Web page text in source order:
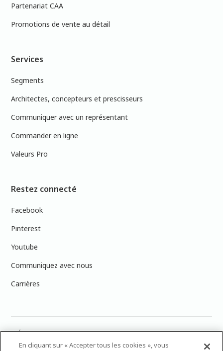
Partenariat CAA
Promotions de vente au détail
Services
Segments
Architectes, concepteurs et prescisseurs
Communiquer avec un représentant
Commander en ligne
Valeurs Pro
Restez connecté
Facebook
Pinterest
Youtube
Communiquez avec nous
Carrières
PRÉCISION DES COULEURS : Veuillez noter que les couleurs affichées à
l’écran peuvent ne pas correspondre exactement aux couleurs de
En cliquant sur « Accepter tous les cookies », vous